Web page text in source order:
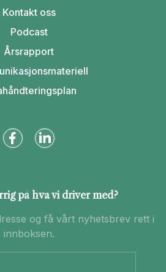
Kontakt oss
Podcast
Årsrapport
på hva vi driver med?
og få vårt nyhetsbrev rett i
innboksen.